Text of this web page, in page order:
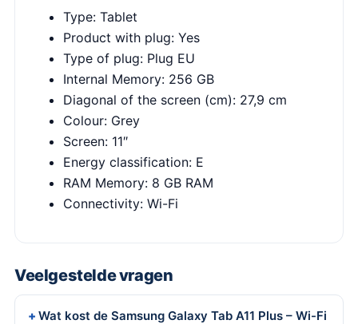
Type: Tablet
Product with plug: Yes
Type of plug: Plug EU
Internal Memory: 256 GB
Diagonal of the screen (cm): 27,9 cm
Colour: Grey
Screen: 11″
Energy classification: E
RAM Memory: 8 GB RAM
Connectivity: Wi-Fi
Veelgestelde vragen
Wat kost de Samsung Galaxy Tab A11 Plus – Wi-Fi